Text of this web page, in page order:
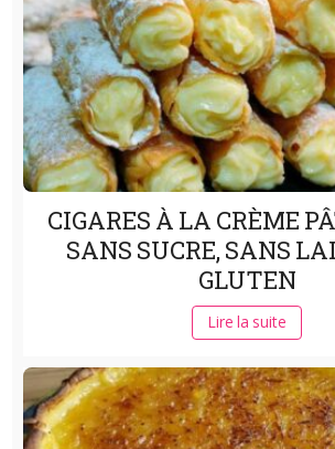
CIGARES À LA CRÈME
SANS SUCRE, SANS
GLUTEN
Lire la suite